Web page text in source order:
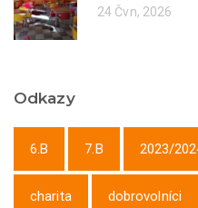
24 Čvn, 2026
Odkazy
6.B 7.B 2023/
charita dobrovolníci